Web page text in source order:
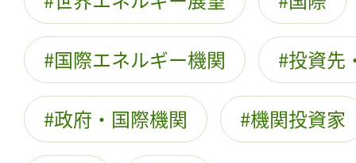
国際エネルギー機関 投資先
政府・国際機関 機関投資家